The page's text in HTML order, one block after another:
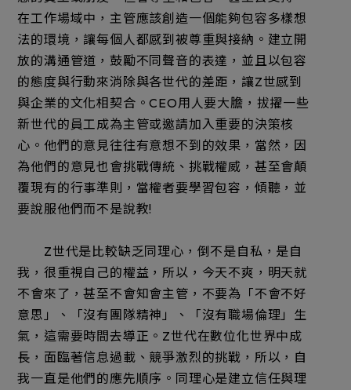
在工作場域中，主管應該創造一個能夠包容多樣想
法的環境，讓每個人都感到被尊重與接納。建立開
放的溝通管道，鼓勵不同聲音的表達，並且以包容
的態度與行動來消除與各世代的差距，讓Z世感到
與企業的文化相契合。CEO用人要大膽，拔擢一些
新世代的員工成為主管或邀請加入重要的決策核
心。他們的意見往往有意想不到的效果，當然，因
為他們的意見也會挑戰傳統、挑戰權威，甚至會顛
覆現有的行事準則，當權者要學習包容，傾聽，並
要說服他們而不是說教!
Z世代是比較缺乏同理心，倒不是自私，是自
我，很重視自己的權益，所以，今天不爽，明天就
不會來了，甚至不會知會主管，不要為「不會不好
意思」、「沒有團隊精神」、「沒有職場倫理」生
氣，這需要時間去導正。Z世代在數位化世界中成
長，面臨著信息過載、競爭激烈的挑戰，所以，自
我一直是他們的應先順序。同理心是建立信任與理